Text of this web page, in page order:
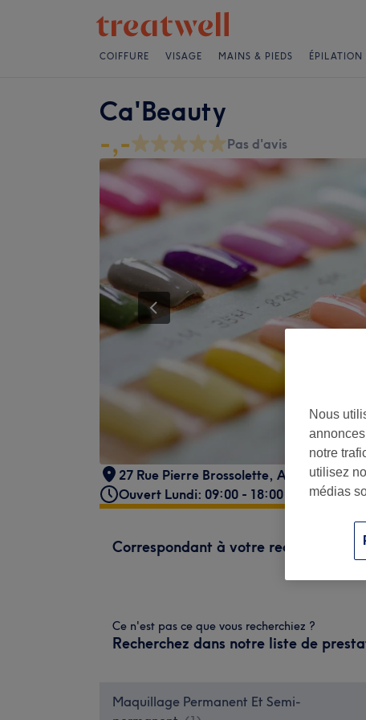
COIFFURE VISAGE MAINS & PIEDS ÉPILATION
Ca'Beauty
-,- Pas d'avis
27 Rue Pierre Brossolette, Aubry-du-
Ouvert Lundi: 09:00 - 18:00
Correspondant à votre recherche
Ce n'est pas ce que vous recherchiez ?
Recherchez dans notre liste de
Maquillage Permanent Et Semi-
Nous
notre
utilisez
médias